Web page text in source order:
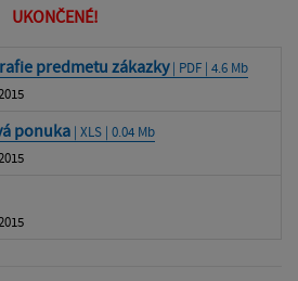
UKONČENÉ!
predmetu zákazky| PDF | 4.6 Mb
ponuka | XLS | 0.04 Mb